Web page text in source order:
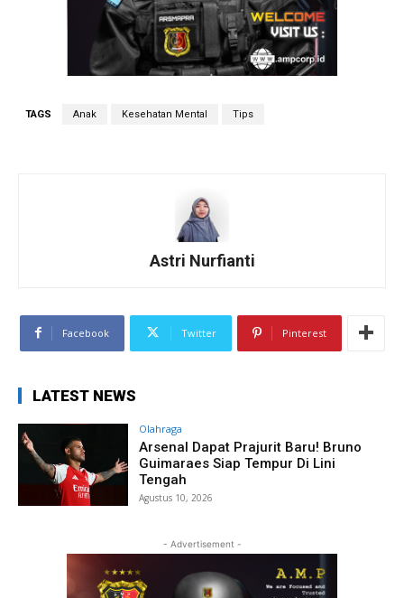
TAGS Anak Kesehatan Mental Tips
Astri Nurfianti
Facebook Twitter Pinterest
LATEST NEWS
Olahraga
Arsenal Dapat Prajurit Baru! Bruno
Guimaraes Siap Tempur Di Lini
Tengah
Agustus 10, 2026
- Advertisement -